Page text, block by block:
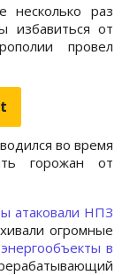
несколько раз
избавиться от
провел
во время
горожан от
атаковали НПЗ
огромные
в